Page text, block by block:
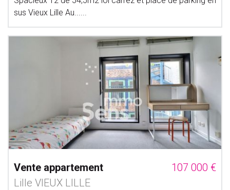
sus Vieux Lille Au......
Vente appartement
107 000 €
Lille VIEUX LILLE